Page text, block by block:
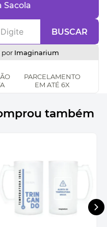
Sacola
BUSCAR
por Imaginarium
PARCELAMENTO
EM ATÉ 6X
também